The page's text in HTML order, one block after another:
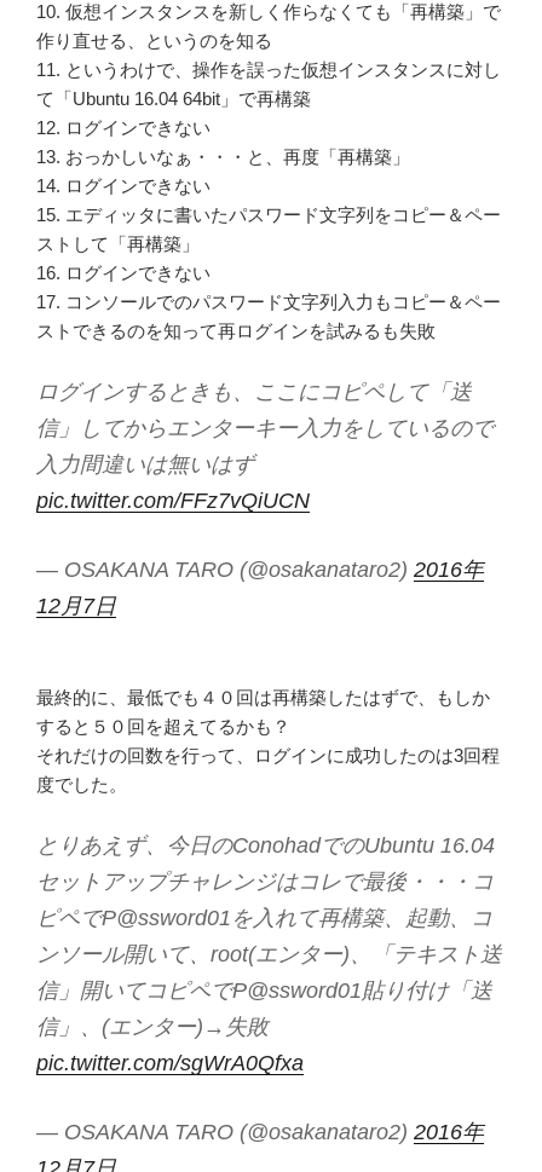
10. 仮想インスタンスを新しく作らなくても「再構築」で
作り直せる、というのを知る
11. というわけで、操作を誤った仮想インスタンスに対し
て「Ubuntu 16.04 64bit」で再構築
12. ログインできない
13. おっかしいなぁ・・・と、再度「再構築」
14. ログインできない
15. エディッタに書いたパスワード文字列をコピー＆ペー
ストして「再構築」
16. ログインできない
17. コンソールでのパスワード文字列入力もコピー＆ペー
ストできるのを知って再ログインを試みるも失敗
ログインするときも、ここにコピペして「送
信」してからエンターキー入力をしているので
入力間違いは無いはず
pic.twitter.com/FFz7vQiUCN
— OSAKANA TARO (@osakanataro2) 2016年
12月7日
最終的に、最低でも４０回は再構築したはずで、もしか
すると５０回を超えてるかも？
それだけの回数を行って、ログインに成功したのは3回程
度でした。
とりあえず、今日のConohadでのUbuntu 16.04
セットアップチャレンジはコレで最後・・・コ
ピペでP@ssword01を入れて再構築、起動、コ
ンソール開いて、root(エンター)、「テキスト送
信」開いてコピペでP@ssword01貼り付け「送
信」、(エンター)→失敗
pic.twitter.com/sgWrA0Qfxa
— OSAKANA TARO (@osakanataro2) 2016年